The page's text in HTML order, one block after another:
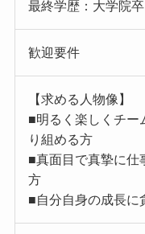
最終学歴：大学院
歓迎要件
【求める人物像】
■明るく楽しくチー
り組める方
■真面目で真摯に仕
方
■自分自身の成長に